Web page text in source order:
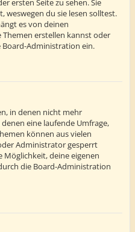
ersten Seite zu sehen. Sie
weswegen du sie lesen solltest.
es von deinen
erstellen kannst oder
Administration ein.
in denen nicht mehr
eine laufende Umfrage,
können aus vielen
Administrator gesperrt
Möglichkeit, deine eigenen
die Board-Administration